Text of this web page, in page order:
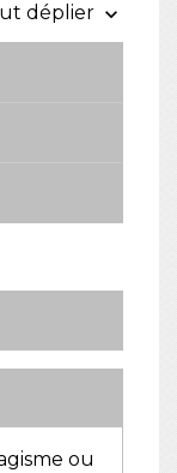
déplier keyboard_arrow_down
ou